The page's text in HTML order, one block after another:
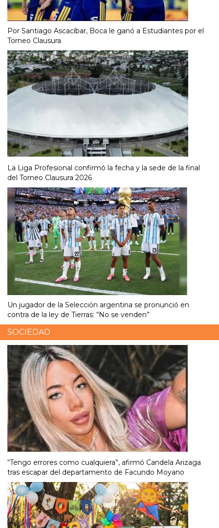
Por Santiago Ascacíbar, Boca le ganó a Estudiantes por el
Torneo Clausura
La Liga Profesional confirmó la fecha y la sede de la final
del Torneo Clausura 2026
Un jugador de la Selección argentina se pronunció en
contra de la ley de Tierras: “No se venden”
SOCIEDAD
“Tengo errores como cualquiera”, afirmó Candela Arizaga
tras escapar del departamento de Facundo Moyano